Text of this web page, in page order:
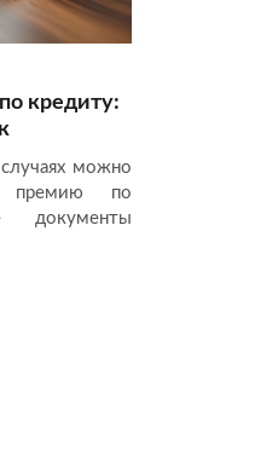
кредиту:
случаях можно
премию по
документы